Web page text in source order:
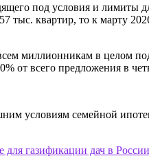
под условия и лимиты
тыс. квартир, то к марту
миллионникам в целом
от всего предложения в
условиям семейной
для газификации дач в